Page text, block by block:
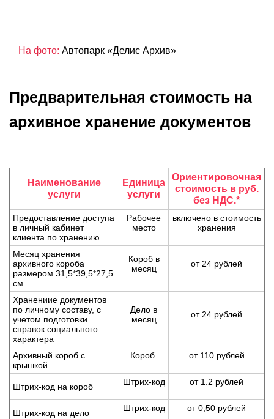
На фото: Автопарк «Делис Архив»
Предварительная стоимость на
архивное хранение документов
Наименование
услуги
Единица
услуги
Ориентировочная
стоимость в руб.
без НДС.*
Предоставление доступа
в личный кабинет
клиента по хранению
Рабочее
место
включено в стоимость
хранения
Месяц хранения
архивного короба
размером 31,5*39,5*27,5
см.
Короб в
месяц
от 24 рублей
Хранениие документов
по личному составу, с
учетом подготовки
справок социального
характера
Дело в
месяц
от 24 рублей
Архивный короб с
крышкой
Короб от 110 рублей
Штрих-код на короб Штрих-код от 1.2 рублей
Штрих-код на дело Штрих-код от 0,50 рублей